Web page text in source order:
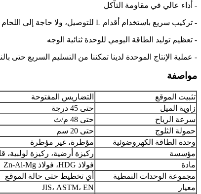
- أداء عالي في مقاومة التآكل
- تركيب سريع باستخدام أقدام L للتوصيل، ولا حاجة إلى اللحام في الموقع
- تعظيم توليد الطاقة اليومي للوحدة ثنائية الوجه
- عملية الإنتاج الموحدة لدينا تمكننا من التسليم السريع حتى
مواصفة
تثبيت الموقع
التضاريس المفتوحة
زاوية الميل
حتى 45 درجة
سرعة الرياح
حتى 48 م/ث
حمولة الثلوج
حتى 20 سم
وحدة الطاقة الكهروضوئية
مؤطرة، غير مؤطرة
مؤسسة
ركيزة أرضية، ركيزة لولبية،
مادة
فولاذ HDG، فولاذ Zn-Al-Mg
مجموعة الوحدات النمطية
أي تخطيط حتى حالة الموقع
معيار
JIS، ASTM، EN